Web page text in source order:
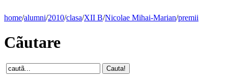
home/alumni/2010/clasa/XII B/Nicolae Mihai-Marian/premii
Cãutare